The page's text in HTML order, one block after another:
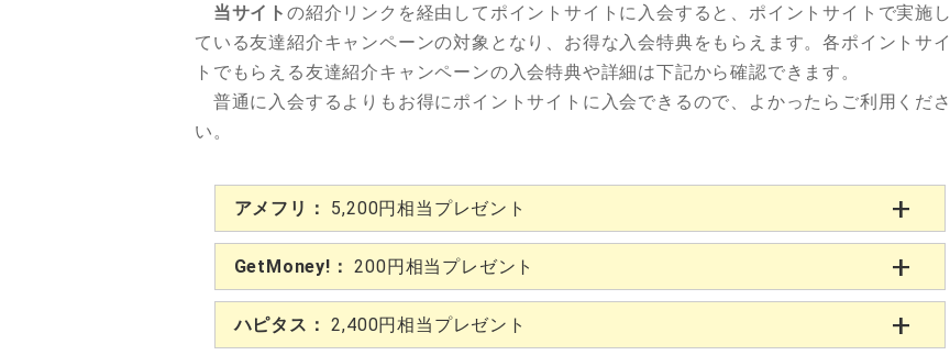
当サイトの紹介リンクを経由してポイントサイトに入会すると、ポイントサイトで実施し
ている友達紹介キャンペーンの対象となり、お得な入会特典をもらえます。各ポイントサイ
トでもらえる友達紹介キャンペーンの入会特典や詳細は下記から確認できます。
普通に入会するよりもお得にポイントサイトに入会できるので、よかったらご利用くださ
い。
アメフリ： 5,200円相当プレゼント
GetMoney!： 200円相当プレゼント
ハピタス： 2,400円相当プレゼント